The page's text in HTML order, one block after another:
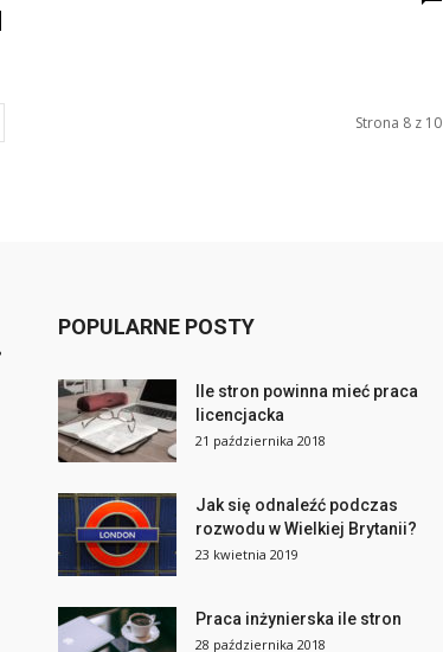
Strona 8 z 10
POPULARNE POSTY
Ile stron powinna mieć praca
licencjacka
21 października 2018
Jak się odnaleźć podczas
rozwodu w Wielkiej Brytanii?
23 kwietnia 2019
Praca inżynierska ile stron
28 października 2018